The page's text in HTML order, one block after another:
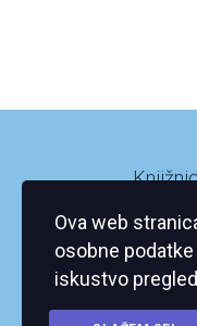
23248
Ova web
osobne
iskustvo